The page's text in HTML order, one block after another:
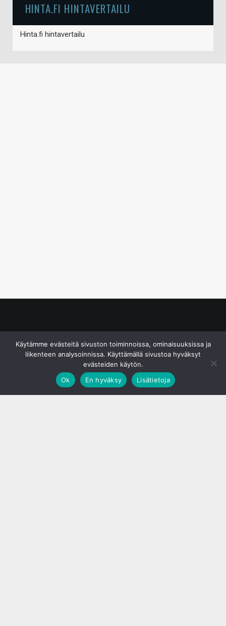
HINTA.FI HINTAVERTAILU
Hinta.fi hintavertailu
Käytämme evästeitä sivuston toiminnoissa, ominaisuuksissa ja
liikenteen analysoinnissa. Käyttämällä sivustoa hyväksyt
evästeiden käytön.
Ok
En hyväksy Lisätietoja